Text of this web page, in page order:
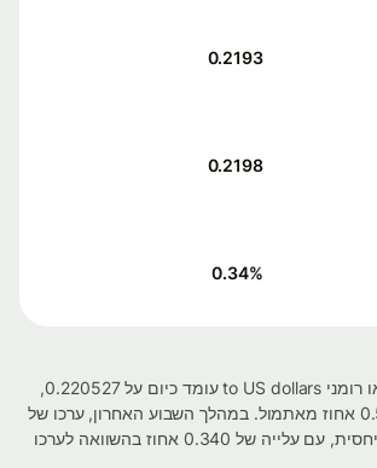
0.2193
0.2198
0.34%
שער החליפין עבור לאו רומני to US dollars עומד כיום על 0.220527,
ומשקף שינוי של 0.575 אחוז מאתמול. במהלך השבוע האחרון, ערכו של
לאו רומני נשאר יציב יחסית, עם עלייה של 0.340 אחוז בהשוואה לערכו